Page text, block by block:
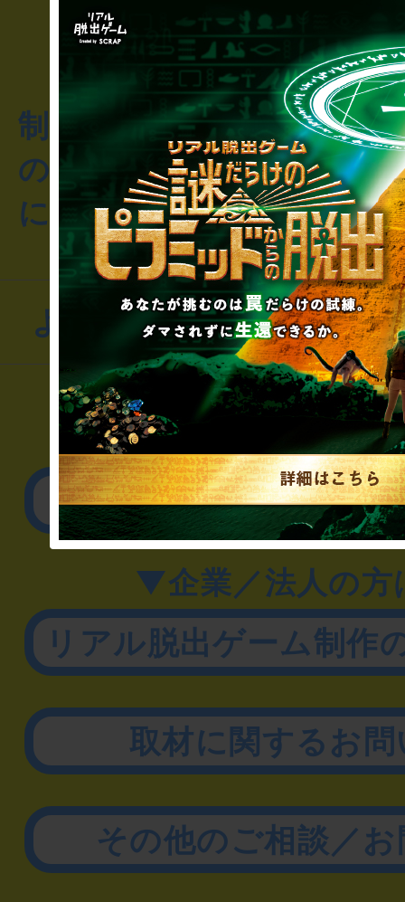
制作のご相談・コラボレ
のお客様からのご質問や
にお問い合わせください
よくあるお問い合わせ
▼一般のお客様
公演内容、チケット
▼企業／法人の方
リアル脱出ゲーム制作
取材に関するお
その他のご相談／